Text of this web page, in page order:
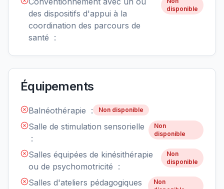
des dispositifs d'appui à la
coordination des parcours de
santé :
disponible
Équipements
Balnéothérapie : Non disponible
Salle de stimulation sensorielle
:
Non
disponible
Salles équipées de kinésithérapie
ou de psychomotricité :
Non
disponible
Salles d'ateliers pédagogiques
Non